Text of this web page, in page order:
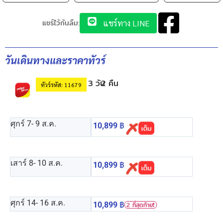
แชร์ไว้กันลืม: แชร์ทาง LINE
วันเดินทางและราคาทัวร์
ทัวร์รหัส: 11679 3 วัน2 คืน
ศุกร์ 7- 9 ส.ค. 10,899 ฿
เสาร์ 8- 10 ส.ค. 10,899 ฿
ศุกร์ 14- 16 ส.ค. 10,899 ฿ 2 ที่สุดท้าย❗️